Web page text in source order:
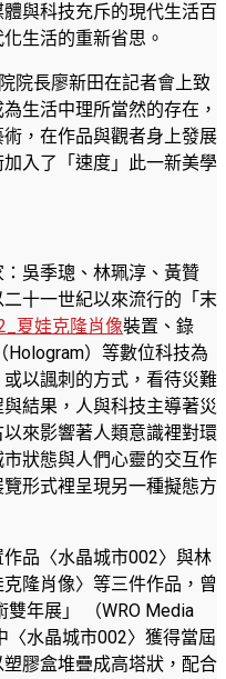
與科技充斥的現代生活百
生活的重新省思。
院長廖新田在記者會上致
生活中理所當然的存在，
，在作品與觀者身上發展
入了「速度」此一新美學
吳季璁、林珮淳、黃贊
十一世紀以來流行的「末
裝置、錄
）等數位科技為
以諷刺的方式，看待災難
結果，人與科技主導著災
來影響著人類意識裡對環
狀態與人們心靈的交互作
形式裡呈現另一種擬態方
品〈水晶城市002〉與林
隆肖像〉等三件作品，曾
年展」 （WRO Media
〈水晶城市002〉獲得當屆
膠盒堆疊成高塔狀，配合